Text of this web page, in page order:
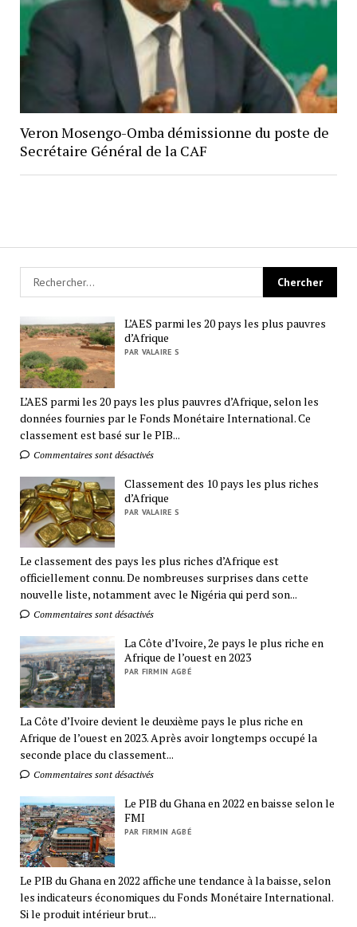
Veron Mosengo-Omba démissionne du poste de
Secrétaire Général de la CAF
L’AES parmi les 20 pays les plus pauvres
d’Afrique
PAR VALAIRE S
L’AES parmi les 20 pays les plus pauvres d’Afrique, selon les
données fournies par le Fonds Monétaire International. Ce
classement est basé sur le PIB...
Commentaires sont désactivés
Classement des 10 pays les plus riches
d’Afrique
PAR VALAIRE S
Le classement des pays les plus riches d’Afrique est
officiellement connu. De nombreuses surprises dans cette
nouvelle liste, notamment avec le Nigéria qui perd son...
Commentaires sont désactivés
La Côte d’Ivoire, 2e pays le plus riche en
Afrique de l’ouest en 2023
PAR FIRMIN AGBÉ
La Côte d’Ivoire devient le deuxième pays le plus riche en
Afrique de l’ouest en 2023. Après avoir longtemps occupé la
seconde place du classement...
Commentaires sont désactivés
Le PIB du Ghana en 2022 en baisse selon le
FMI
PAR FIRMIN AGBÉ
Le PIB du Ghana en 2022 affiche une tendance à la baisse, selon
les indicateurs économiques du Fonds Monétaire International.
Si le produit intérieur brut...